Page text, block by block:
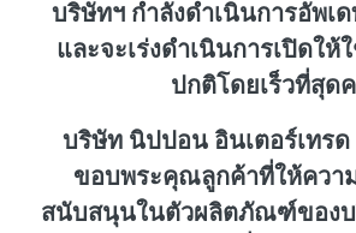
บริษัทฯ กำลังดำเนินการอัพเ
และจะเร่งดำเนินการเปิดให้
ปกติโดยเร็วที่สุด
บริษัท นิปปอน อินเตอร์เทรด
ขอบพระคุณลูกค้าที่ให้ควา
สนับสนุนในตัวผลิตภัณฑ์ของบ